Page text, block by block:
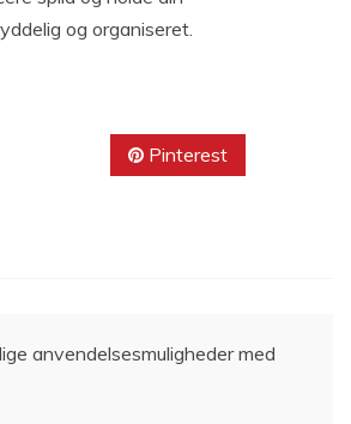
og organiseret.
Pinterest
anvendelsesmuligheder med